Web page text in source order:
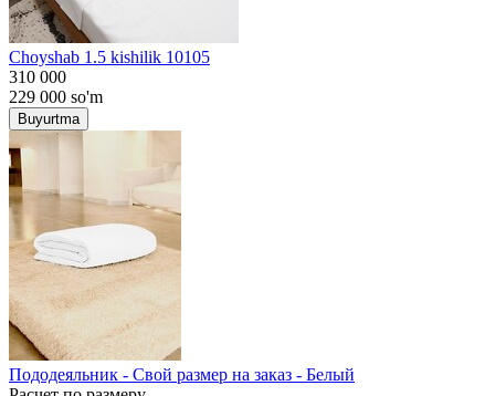
Choyshab 1.5 kishilik 10105
310 000
229 000 so'm
Buyurtma
Пододеяльник - Свой размер на заказ - Белый